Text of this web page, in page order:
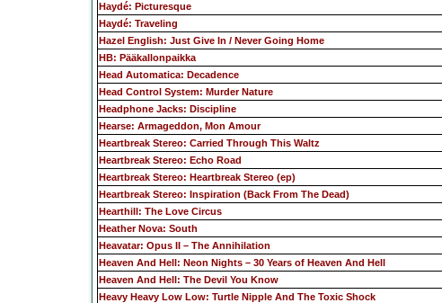
Haydé: Picturesque
Haydé: Traveling
Hazel English: Just Give In / Never Going Home
HB: Pääkallonpaikka
Head Automatica: Decadence
Head Control System: Murder Nature
Headphone Jacks: Discipline
Hearse: Armageddon, Mon Amour
Heartbreak Stereo: Carried Through This Waltz
Heartbreak Stereo: Echo Road
Heartbreak Stereo: Heartbreak Stereo (ep)
Heartbreak Stereo: Inspiration (Back From The Dead)
Hearthill: The Love Circus
Heather Nova: South
Heavatar: Opus II – The Annihilation
Heaven And Hell: Neon Nights – 30 Years of Heaven And Hell
Heaven And Hell: The Devil You Know
Heavy Heavy Low Low: Turtle Nipple And The Toxic Shock